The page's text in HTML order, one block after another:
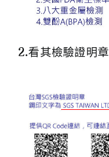
2.看其檢驗證明